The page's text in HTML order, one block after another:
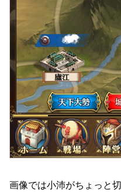
画像では小沛がちょっと